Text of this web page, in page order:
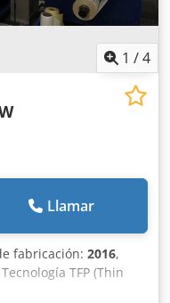
1 /4
Llamar
fabricación: 2016,
TFP (Thin
Extrema precisión